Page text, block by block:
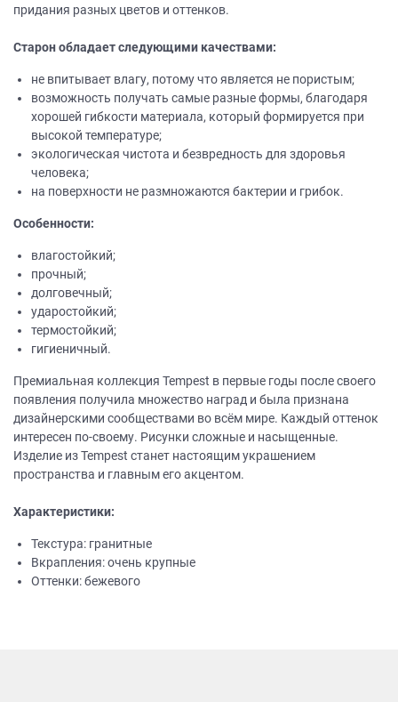
придания разных цветов и оттенков.
Старон обладает следующими качествами:
не впитывает влагу, потому что является не пористым;
возможность получать самые разные формы, благодаря
хорошей гибкости материала, который формируется при
высокой температуре;
экологическая чистота и безвредность для здоровья
человека;
на поверхности не размножаются бактерии и грибок.
Особенности:
влагостойкий;
прочный;
долговечный;
ударостойкий;
термостойкий;
гигиеничный.
Премиальная коллекция Tempest в первые годы после своего
появления получила множество наград и была признана
дизайнерскими сообществами во всём мире. Каждый оттенок
интересен по-своему. Рисунки сложные и насыщенные.
Изделие из Tempest станет настоящим украшением
пространства и главным его акцентом.
Характеристики:
Текстура: гранитные
Вкрапления: очень крупные
Оттенки: бежевого